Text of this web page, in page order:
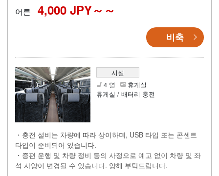
어른 4,000 JPY～
비축
시설
4 열
휴게실
휴게실 / 배터리 충전
・충전 설비는 차량에 따라 상이하며, USB 타입 또는 콘센트
타입이 준비되어 있습니다.
・증편 운행 및 차량 정비 등의 사정으로 예고 없이 차량 및 좌
석 사양이 변경될 수 있습니다. 양해 부탁드립니다.